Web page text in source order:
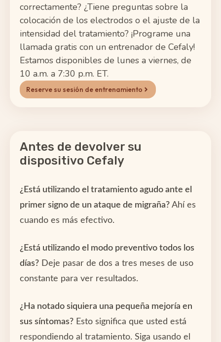
correctamente? ¿Tiene preguntas sobre la
colocación de los electrodos o el ajuste de la
intensidad del tratamiento? ¡Programe una
llamada gratis con un entrenador de Cefaly!
Estamos disponibles de lunes a viernes, de
10 a.m. a 7:30 p.m. ET.
Reserve su sesión de entrenamiento
Antes de devolver su
dispositivo Cefaly
¿Está utilizando el tratamiento agudo ante el
primer signo de un ataque de migraña? Ahí es
cuando es más efectivo.
¿Está utilizando el modo preventivo todos los
días? Deje pasar de dos a tres meses de uso
constante para ver resultados.
¿Ha notado siquiera una pequeña mejoría en
sus síntomas? Esto significa que usted está
respondiendo al tratamiento. Siga usando el